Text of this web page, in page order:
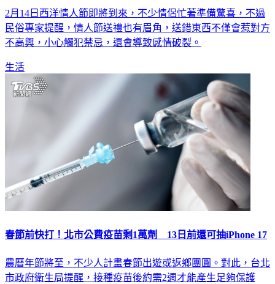
2月14日西洋情人節即將到來，不少情侶忙著準備驚喜，不過
民俗專家提醒，情人節送禮也有眉角，送錯東西不僅會惹對方
不高興，小心觸犯禁忌，還會導致感情破裂。
生活
春節前快打！北市公費疫苗剩1萬劑 13日前還可抽iPhone 17
農曆年節將至，不少人計畫春節出遊或返鄉團圓。對此，台北
市政府衛生局提醒，接種疫苗後約需2週才能產生足夠保護